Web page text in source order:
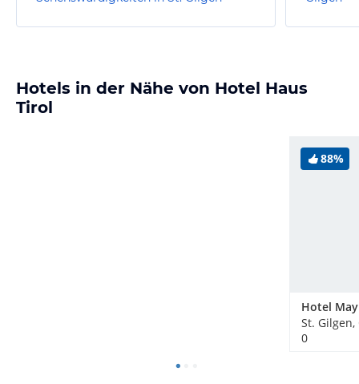
Hotels in der Nähe von Hotel Haus
Tirol
88%
Hotel
St.
0